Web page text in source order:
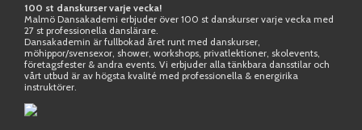
100 st danskurser varje vecka!
Malmö Dansakademi erbjuder över 100 st danskurser varje vecka med
27 st professionella danslärare.
Dansakademin är fullbokad året runt med danskurser,
möhippor/svensexor, shower, workshops, privatlektioner, skolevents,
företagsfester & andra events. Vi erbjuder alla tänkbara dansstilar och
vårt utbud är av högsta kvalité med professionella & energirika
instruktörer.